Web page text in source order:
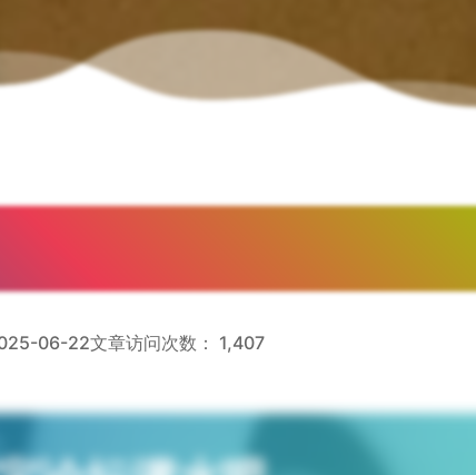
06-22文章访问次数： 1,407